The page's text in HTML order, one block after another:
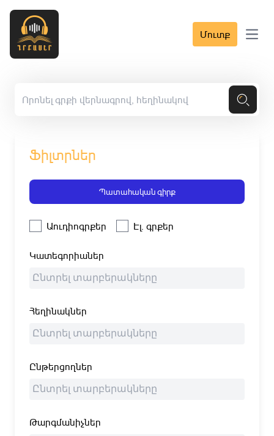
Մուտք Open
Ֆիլտրներ
Պատահական գիրք
Աուդիոգրքեր Էլ. գրքեր
Կատեգորիաներ
Հեղինակներ
Ընթերցողներ
Թարգմանիչներ